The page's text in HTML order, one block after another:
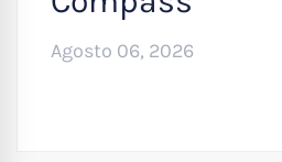
Agosto 06, 2026